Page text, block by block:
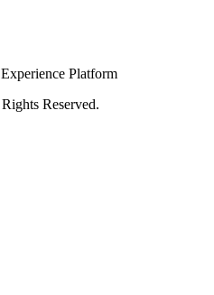
Platform
Reserved.